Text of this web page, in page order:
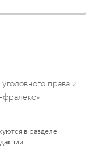
права и
в разделе